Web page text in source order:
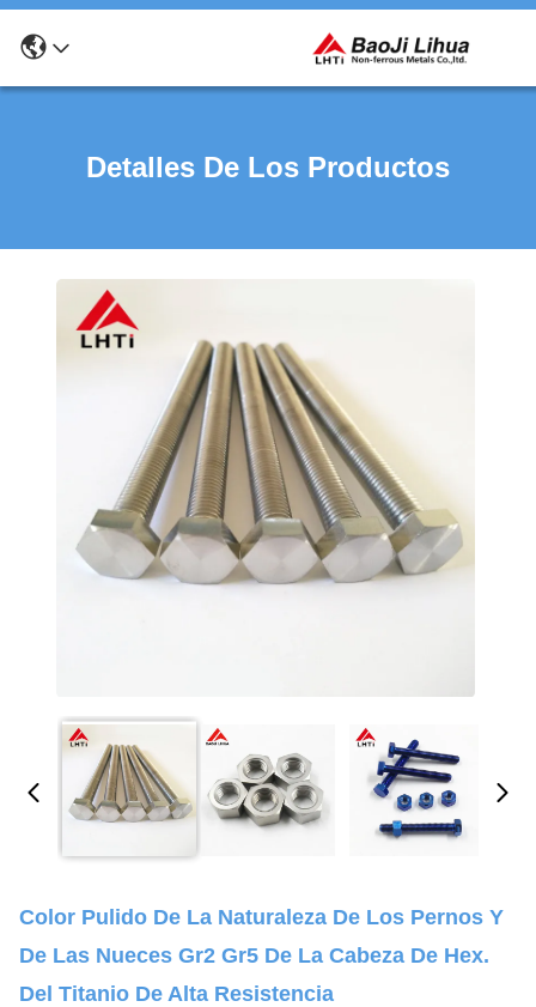
Detalles De Los Productos
Color Pulido De La Naturaleza De Los Pernos Y
De Las Nueces Gr2 Gr5 De La Cabeza De Hex.
Del Titanio De Alta Resistencia